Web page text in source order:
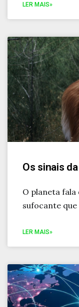
LER MAIS»
Os sinais
O planeta
sufocante que
LER MAIS»